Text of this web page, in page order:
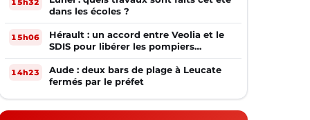
dans les écoles ?
15h06
Hérault : un accord entre Veolia et le
SDIS pour libérer les pompiers
volontaires
14h23
Aude : deux bars de plage à Leucate
fermés par le préfet